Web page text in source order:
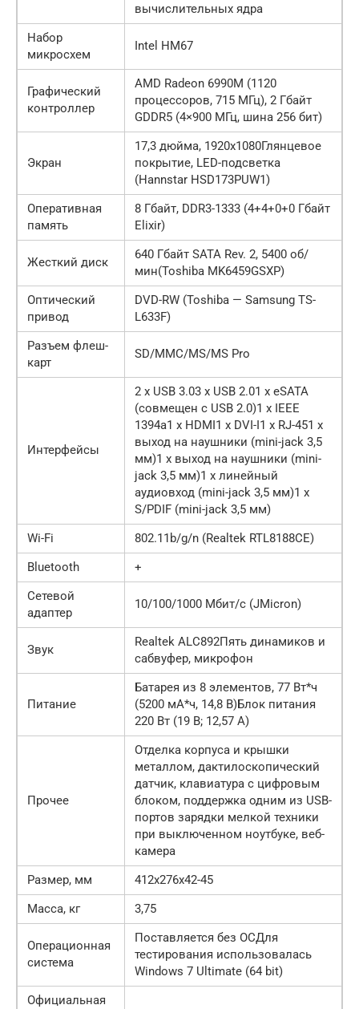
вычислительных ядра
Набор
микросхем
Intel HM67
Графический
контроллер
AMD Radeon 6990M (1120
процессоров, 715 МГц), 2 Гбайт
GDDR5 (4×900 МГц, шина 256 бит)
Экран
17,3 дюйма, 1920х1080Глянцевое
покрытие, LED-подсветка
(Hannstar HSD173PUW1)
Оперативная
память
8 Гбайт, DDR3-1333 (4+4+0+0 Гбайт
Elixir)
Жесткий диск
640 Гбайт SATA Rev. 2, 5400 об/
мин(Toshiba MK6459GSXP)
Оптический
привод
DVD-RW (Toshiba — Samsung TS-
L633F)
Разъем флеш-
карт
SD/MMC/MS/MS Pro
Интерфейсы
2 х USB 3.03 х USB 2.01 x eSATA
(совмещен с USB 2.0)1 x IEEE
1394a1 x HDMI1 x DVI-I1 x RJ-451 x
выход на наушники (mini-jack 3,5
мм)1 x выход на наушники (mini-
jack 3,5 мм)1 x линейный
аудиовход (mini-jack 3,5 мм)1 x
S/PDIF (mini-jack 3,5 мм)
Wi-Fi
802.11b/g/n (Realtek RTL8188CE)
Bluetooth
+
Сетевой
адаптер
10/100/1000 Мбит/с (JMicron)
Звук
Realtek ALC892Пять динамиков и
сабвуфер, микрофон
Питание
Батарея из 8 элементов, 77 Вт*ч
(5200 мА*ч, 14,8 В)Блок питания
220 Вт (19 В; 12,57 А)
Прочее
Отделка корпуса и крышки
металлом, дактилоскопический
датчик, клавиатура с цифровым
блоком, поддержка одним из USB-
портов зарядки мелкой техники
при выключенном ноутбуке, веб-
камера
Размер, мм
412x276x42-45
Масса, кг
3,75
Операционная
система
Поставляется без ОСДля
тестирования использовалась
Windows 7 Ultimate (64 bit)
Официальная